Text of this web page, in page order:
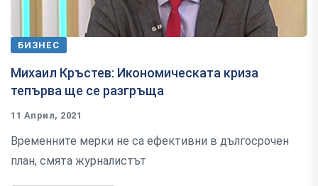
БИЗНЕС
Михаил Кръстев: Икономическата криза
тепърва ще се разгръща
11 Април, 2021
Временните мерки не са ефективни в дългосрочен
план, смята журналистът